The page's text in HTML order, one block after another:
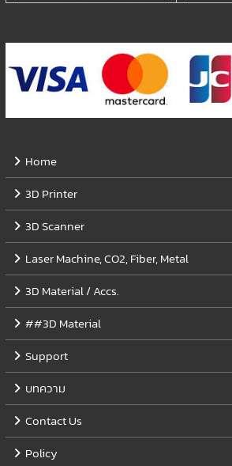
Home
3D Printer
3D Scanner
Laser Machine, CO2, Fiber, Metal
3D Material / Accs.
##3D Material
Support
บทความ
Contact Us
Policy